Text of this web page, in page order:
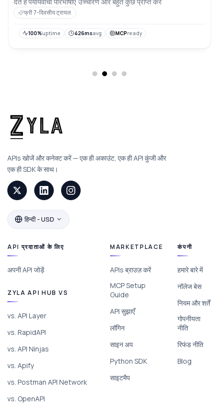
फ्री 7-दिवसीय ट्रायल
100%uptime 426msavg MCPready
APIs खोजें और कनेक्ट करें — एक ही अकाउंट, एक ही API कुंजी और
एक ही SDK के साथ।
हिन्दी - USD
API प्रदाताओं के लिए
अपनी API जोड़ें
ZYLA API HUB VS
vs. API Layer
vs. RapidAPI
vs. API Ninjas
vs. Apify
vs. Postman API Network
vs. OpenAPI
MARKETPLACE
APIs ब्राउज़ करें
MCP Setup
Guide
API सुझाएँ
लॉगिन
साइन अप
Python SDK
साइटमैप
कंपनी
हमारे बारे में
नॉलेज बेस
नियम और शर्तें
गोपनीयता
नीति
रिफंड नीति
Blog